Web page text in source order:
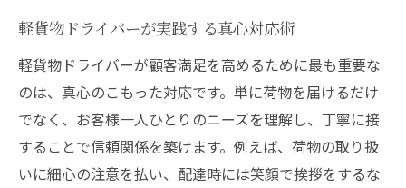
軽貨物ドライバーが実践する真心対応術
軽貨物ドライバーが顧客満足を高めるために最も重要な
のは、真心のこもった対応です。単に荷物を届けるだけ
でなく、お客様一人ひとりのニーズを理解し、丁寧に接
することで信頼関係を築けます。例えば、荷物の取り扱
いに細心の注意を払い、配達時には笑顔で挨拶をするな